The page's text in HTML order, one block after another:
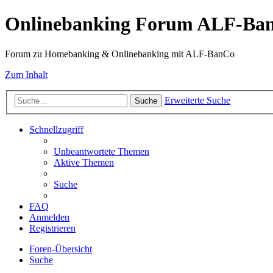
Onlinebanking Forum ALF-
Forum zu Homebanking & Onlinebanking mit ALF-BanCo
Zum Inhalt
Suche Erweiterte Suche
Schnellzugriff
Unbeantwortete Themen
Aktive Themen
Suche
FAQ
Anmelden
Registrieren
Foren-Übersicht
Suche